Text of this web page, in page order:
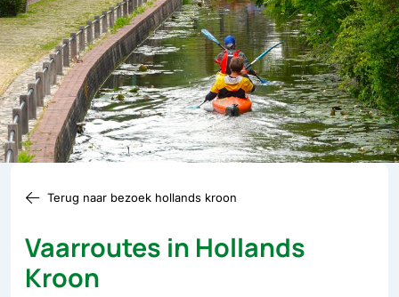
Terug naar bezoek hollands kroon
Vaarroutes in Hollands
Kroon